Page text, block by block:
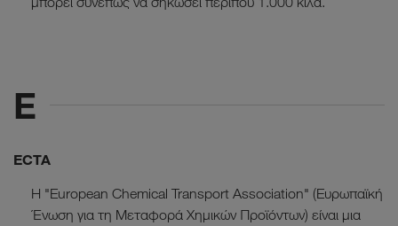
E
ECTA
Η "European Chemical Transport Association" (Ευρωπαϊκή
Ένωση για τη Μεταφορά Χημικών Προϊόντων) είναι μια